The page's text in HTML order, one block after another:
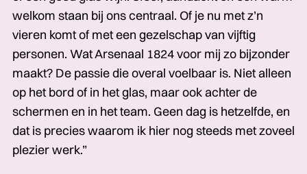
welkom staan bij ons centraal. Of je nu met z’n
vieren komt of met een gezelschap van vijftig
personen. Wat Arsenaal 1824 voor mij zo bijzonder
maakt? De passie die overal voelbaar is. Niet alleen
op het bord of in het glas, maar ook achter de
schermen en in het team. Geen dag is hetzelfde, en
dat is precies waarom ik hier nog steeds met zoveel
plezier werk.”